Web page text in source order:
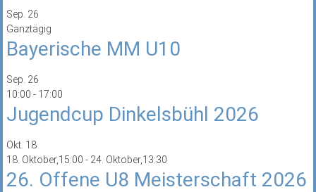
Sep. 26
Ganztägig
Bayerische MM U10
Sep. 26
10:00 - 17:00
Jugendcup Dinkelsbühl 2026
Okt. 18
18. Oktober,15:00 - 24. Oktober,13:30
26. Offene U8 Meisterschaft 2026